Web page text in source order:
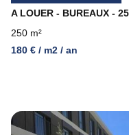
A LOUER - BUREAUX -
250 m²
180 € / m2 / an